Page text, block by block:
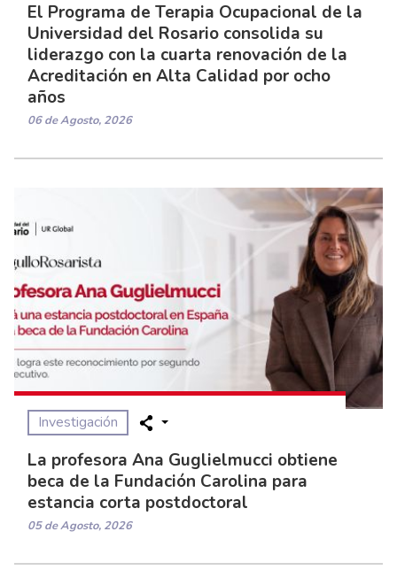
El Programa de Terapia Ocupacional de la
Universidad del Rosario consolida su
liderazgo con la cuarta renovación de la
Acreditación en Alta Calidad por ocho
años
06 de Agosto, 2026
Investigación
La profesora Ana Guglielmucci obtiene
beca de la Fundación Carolina para
estancia corta postdoctoral
05 de Agosto, 2026